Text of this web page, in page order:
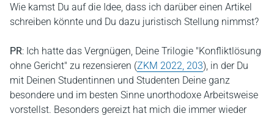
Wie kamst Du auf die Idee, dass ich darüber einen Artikel
schreiben könnte und Du dazu juristisch Stellung nimmst?
PR: Ich hatte das Vergnügen, Deine Trilogie "Konfliktlösung
ohne Gericht" zu rezensieren (ZKM 2022, 203), in der Du
mit Deinen Studentinnen und Studenten Deine ganz
besondere und im besten Sinne unorthodoxe Arbeitsweise
vorstellst. Besonders gereizt hat mich die immer wieder